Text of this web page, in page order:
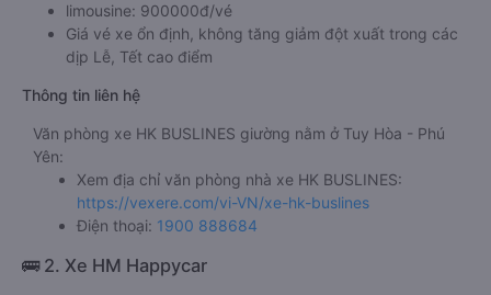
limousine: 900000đ/vé
Giá vé xe ổn định, không tăng giảm đột xuất trong các
dịp Lễ, Tết cao điểm
Thông tin liên hệ
Văn phòng xe HK BUSLINES giường nằm ở Tuy Hòa - Phú
Yên:
Xem địa chỉ văn phòng nhà xe HK BUSLINES:
https://vexere.com/vi-VN/xe-hk-buslines
Điện thoại: 1900 888684
🚌 2. Xe HM Happycar